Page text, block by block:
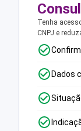
Tenha
CNPJ e
Dados